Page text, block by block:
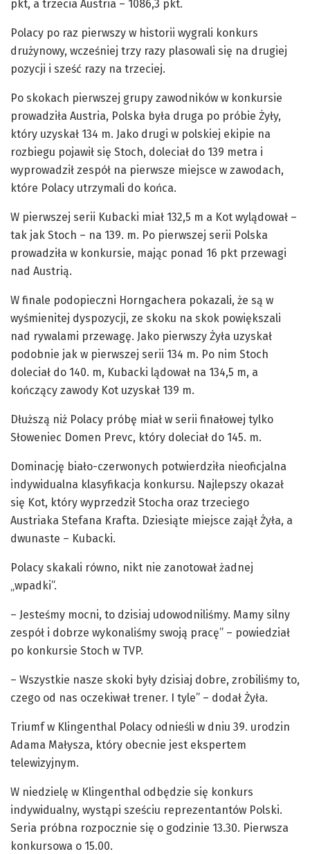
pkt, a trzecia Austria – 1086,3 pkt.
Polacy po raz pierwszy w historii wygrali konkurs
drużynowy, wcześniej trzy razy plasowali się na drugiej
pozycji i sześć razy na trzeciej.
Po skokach pierwszej grupy zawodników w konkursie
prowadziła Austria, Polska była druga po próbie Żyły,
który uzyskał 134 m. Jako drugi w polskiej ekipie na
rozbiegu pojawił się Stoch, doleciał do 139 metra i
wyprowadził zespół na pierwsze miejsce w zawodach,
które Polacy utrzymali do końca.
W pierwszej serii Kubacki miał 132,5 m a Kot wylądował –
tak jak Stoch – na 139. m. Po pierwszej serii Polska
prowadziła w konkursie, mając ponad 16 pkt przewagi
nad Austrią.
W finale podopieczni Horngachera pokazali, że są w
wyśmienitej dyspozycji, ze skoku na skok powiększali
nad rywalami przewagę. Jako pierwszy Żyła uzyskał
podobnie jak w pierwszej serii 134 m. Po nim Stoch
doleciał do 140. m, Kubacki lądował na 134,5 m, a
kończący zawody Kot uzyskał 139 m.
Dłuższą niż Polacy próbę miał w serii finałowej tylko
Słoweniec Domen Prevc, który doleciał do 145. m.
Dominację biało-czerwonych potwierdziła nieoficjalna
indywidualna klasyfikacja konkursu. Najlepszy okazał
się Kot, który wyprzedził Stocha oraz trzeciego
Austriaka Stefana Krafta. Dziesiąte miejsce zajął Żyła, a
dwunaste – Kubacki.
Polacy skakali równo, nikt nie zanotował żadnej
„wpadki”.
– Jesteśmy mocni, to dzisiaj udowodniliśmy. Mamy silny
zespół i dobrze wykonaliśmy swoją pracę” – powiedział
po konkursie Stoch w TVP.
– Wszystkie nasze skoki były dzisiaj dobre, zrobiliśmy to,
czego od nas oczekiwał trener. I tyle” – dodał Żyła.
Triumf w Klingenthal Polacy odnieśli w dniu 39. urodzin
Adama Małysza, który obecnie jest ekspertem
telewizyjnym.
W niedzielę w Klingenthal odbędzie się konkurs
indywidualny, wystąpi sześciu reprezentantów Polski.
Seria próbna rozpocznie się o godzinie 13.30. Pierwsza
konkursowa o 15.00.